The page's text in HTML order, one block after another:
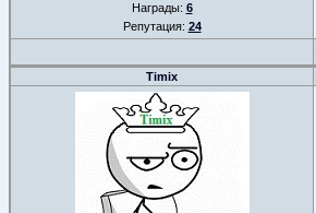
Награды: 6
Репутация: 24
Timix